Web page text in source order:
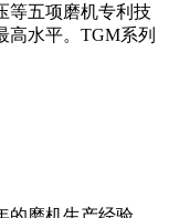
等五项磨机专利技
高水平。TGM系列